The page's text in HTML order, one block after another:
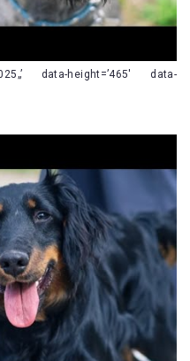
data-height=’465′ data-